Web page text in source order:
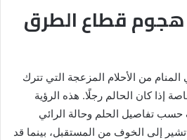
هجوم قطاع الطرق
من الأحلام المزعجة التي تترك
إذا كان الحالم رجلًا. هذه الرؤية
تفاصيل الحلم وحالة الرائي
إلى الخوف من المستقبل، بينما قد